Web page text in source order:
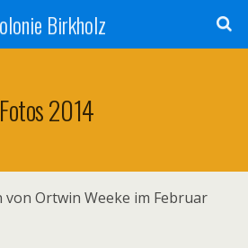
Birkholz
Fotos 2014
Ortwin Weeke im Februar